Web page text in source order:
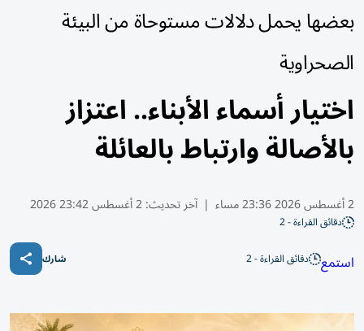
بعضها يحمل دلالات مستوحاة من البيئة
الصحراوية
اختيار أسماء الأبناء.. اعتزاز
بالأصالة وارتباط بالعائلة
2 أغسطس 2026 23:36 مساء | آخر تحديث:2 أغسطس 23:42 2026
دقائق القراءة - 2
استمع دقائق القراءة - 2 شارك